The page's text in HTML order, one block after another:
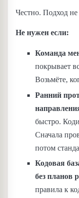
Честно. Подход не
Не нужен если:
Команда
покрывает
Возьмёте,
Ранний
быстро.
Сначала
потом
Кодовая
без планов
правила к